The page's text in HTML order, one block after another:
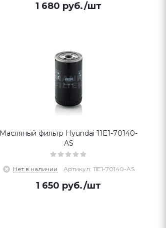
1 680 руб./шт
Масляный фильтр Hyundai 11E1-70140-
AS
Нет в наличии Артикул: 11E1-70140-AS
1 650 руб./шт